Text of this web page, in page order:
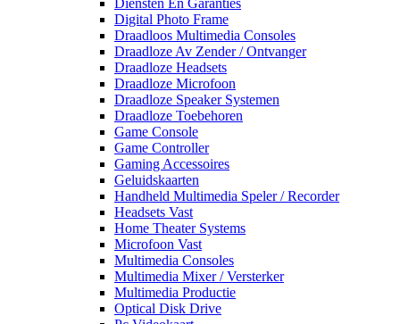
Digital Photo Frame
Draadloos Multimedia Consoles
Draadloze Av Zender / Ontvanger
Draadloze Headsets
Draadloze Microfoon
Draadloze Speaker Systemen
Draadloze Toebehoren
Game Console
Game Controller
Gaming Accessoires
Geluidskaarten
Handheld Multimedia Speler / Recorder
Headsets Vast
Home Theater Systems
Microfoon Vast
Multimedia Consoles
Multimedia Mixer / Versterker
Multimedia Productie
Optical Disk Drive